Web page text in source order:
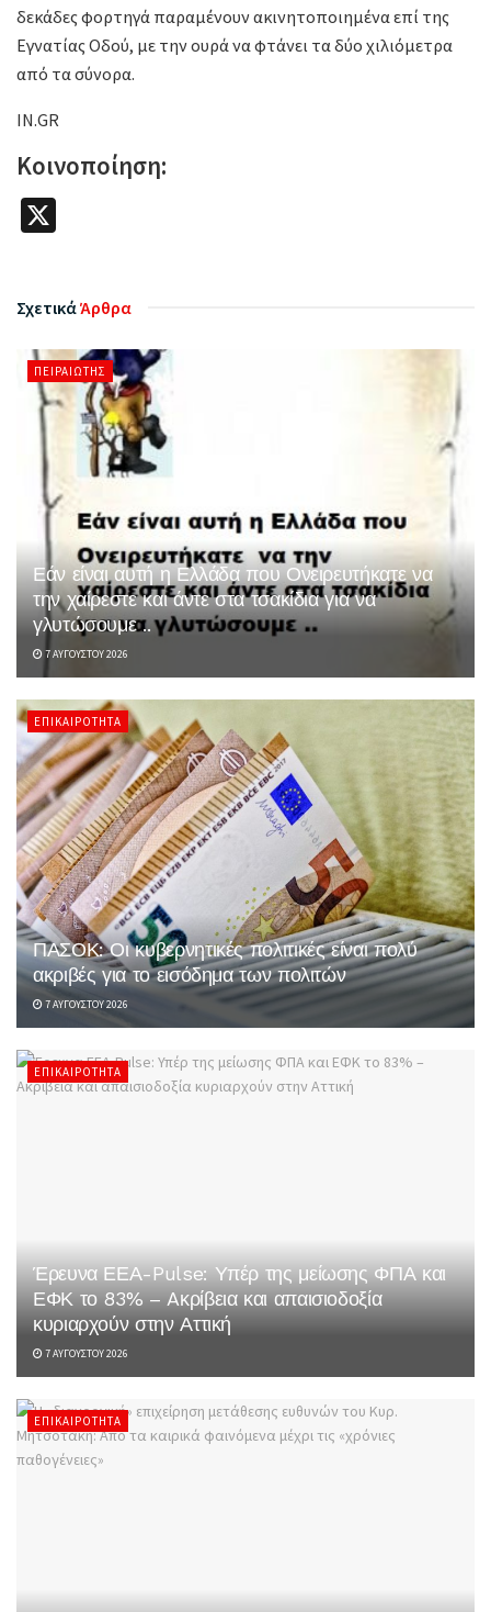
δεκάδες φορτηγά παραμένουν ακινητοποιημένα επί της
Εγνατίας Οδού, με την ουρά να φτάνει τα δύο χιλιόμετρα
από τα σύνορα.
IN.GR
Κοινοποίηση:
ΣχετικάΆρθρα
ΠΕΙΡΑΙΏΤΗΣ
Εάν είναι αυτή η Ελλάδα που Ονειρευτήκατε να
την χαίρεστε και άντε στα τσακίδια για να
γλυτώσουμε ..
7 ΑΥΓΟΎΣΤΟΥ 2026
ΕΠΙΚΑΙΡΌΤΗΤΑ
ΠΑΣΟΚ: Οι κυβερνητικές πολιτικές είναι πολύ
ακριβές για το εισόδημα των πολιτών
7 ΑΥΓΟΎΣΤΟΥ 2026
ΕΠΙΚΑΙΡΌΤΗΤΑ
Έρευνα ΕΕΑ-Pulse: Υπέρ της μείωσης ΦΠΑ και
ΕΦΚ το 83% – Aκρίβεια και απαισιοδοξία
κυριαρχούν στην Αττική
7 ΑΥΓΟΎΣΤΟΥ 2026
ΕΠΙΚΑΙΡΌΤΗΤΑ